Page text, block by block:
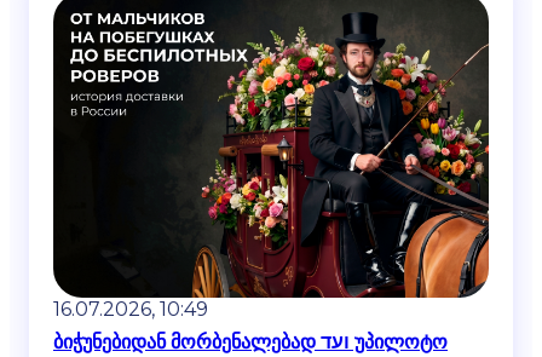
16.07.2026, 10:49
ბიჭუნებიდან მორბენალებად ועד უპილოტო